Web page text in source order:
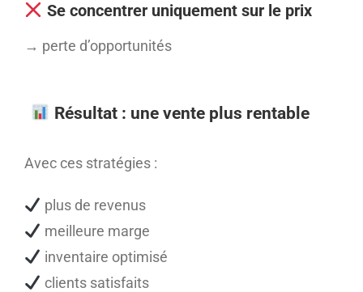
Se concentrer uniquement sur le prix
→ perte d’opportunités
Résultat : une vente plus rentable
Avec ces stratégies :
plus de revenus
meilleure marge
inventaire optimisé
clients satisfaits